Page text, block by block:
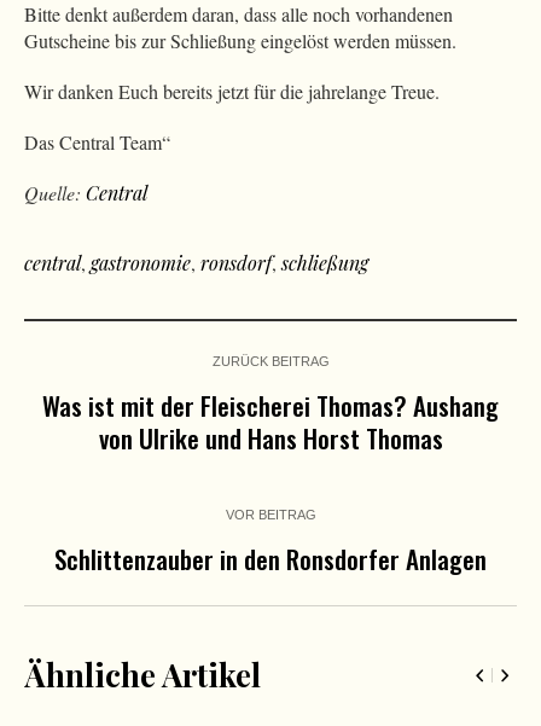
Bitte denkt außerdem daran, dass alle noch vorhandenen
Gutscheine bis zur Schließung eingelöst werden müssen.
Wir danken Euch bereits jetzt für die jahrelange Treue.
Das Central Team“
Quelle: Central
central, gastronomie, ronsdorf,schließung
ZURÜCK BEITRAG
Was ist mit der Fleischerei Thomas? Aushang
von Ulrike und Hans Horst Thomas
VOR BEITRAG
Schlittenzauber in den Ronsdorfer Anlagen
Ähnliche Artikel